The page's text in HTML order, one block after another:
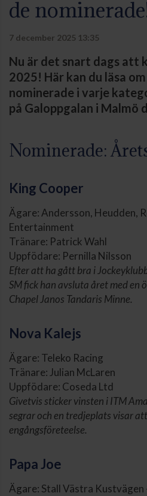
de
7 december 2025 13:35
Nu är det snart dags att
2025! Här kan du läsa
nominerade i varje
på Galoppgalan i Malmö
Nominerade:
King Cooper
Ägare: Andersson, Heudden,
Entertainment
Tränare: Patrick Wahl
Uppfödare: Pernilla Nilsson
Efter att ha gått bra i
SM fick han avsluta året med en
Chapel Janos Tandaris Minne.
Nova Kalejs
Ägare: Teleko Racing
Tränare: Julian McLaren
Uppfödare: Coseda Ltd
Givetvis sticker vinsten i ITM
segrar och en tredjeplats visar
engångsföreteelse.
Papa Joe
Ägare: Stall Västra Kustvägen